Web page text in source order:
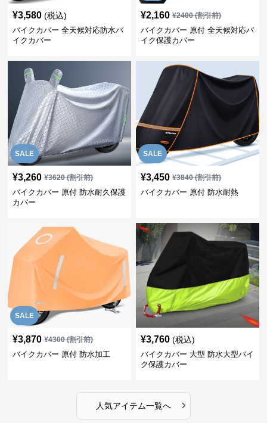
¥3,580 (税込)
バイクカバー 全天候対応防水バ
イクカバー
¥2,160 ¥2400(割引前)
バイクカバー 原付 全天候対応バ
イク保護カバー
SALE
¥3,260 ¥3620(割引前)
バイクカバー 原付 防水耐久保護
カバー
SALE
¥3,450 ¥3840(割引前)
バイクカバー 原付 防水耐熱
SALE
¥3,870 ¥4300(割引前)
バイクカバー 原付 防水加工
¥3,760 (税込)
バイクカバー 大型 防水大型バイ
ク保護カバー
人気アイテム一覧へ ›